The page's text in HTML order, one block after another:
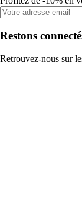
Restons
Retrouvez-nous sur